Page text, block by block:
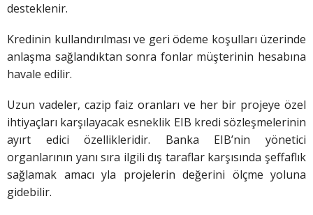
desteklenir.
Kredinin kullandırılması ve geri ödeme koşulları üzerinde
anlaşma sağlandıktan sonra fonlar müşterinin hesabına
havale edilir.
Uzun vadeler, cazip faiz oranları ve her bir projeye özel
ihtiyaçları karşılayacak esneklik EIB kredi sözleşmelerinin
ayırt edici özellikleridir. Banka EIB’nin yönetici
organlarının yanı sıra ilgili dış taraflar karşısında şeffaflık
sağlamak amacı yla projelerin değerini ölçme yoluna
gidebilir.